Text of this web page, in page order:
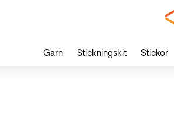
Garn Stickningskit Stickor